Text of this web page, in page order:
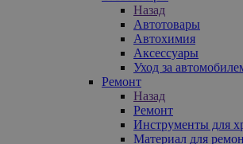
Назад
Автотовары
Автохимия
Аксессуары
Уход за
Ремонт
Назад
Ремонт
Инструменты для
Материал для